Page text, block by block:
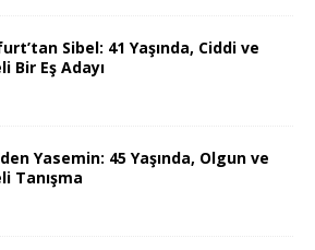
Sibel: 41 Yaşında, Ciddi ve
Bir Eş Adayı
Yasemin: 45 Yaşında, Olgun ve
Tanışma